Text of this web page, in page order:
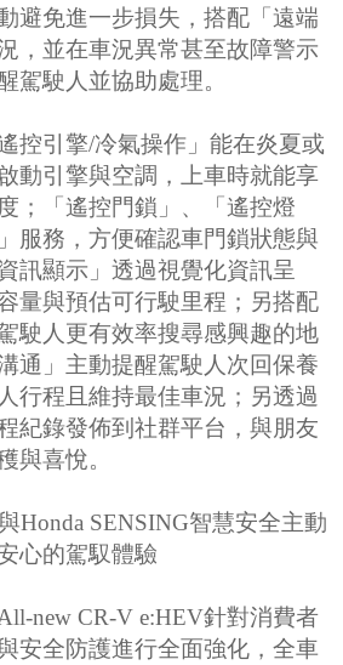
避免進一步損失，搭配「遠端
，並在車況異常甚至故障警示
駕駛人並協助處理。
控引擎/冷氣操作」能在炎夏或
動引擎與空調，上車時就能享
；「遙控門鎖」、「遙控燈
服務，方便確認車門鎖狀態與
訊顯示」透過視覺化資訊呈
量與預估可行駛里程；另搭配
駛人更有效率搜尋感興趣的地
通」主動提醒駕駛人次回保養
行程且維持最佳車況；另透過
紀錄發佈到社群平台，與朋友
與喜悅。
Honda SENSING智慧安全主動
心的駕馭體驗
new CR-V e:HEV針對消費者
安全防護進行全面強化，全車